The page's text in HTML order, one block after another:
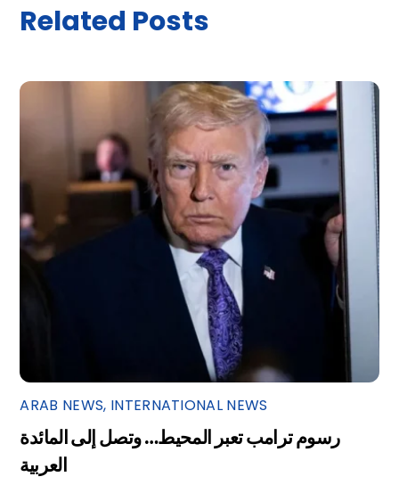
Related Posts
ARAB NEWS, INTERNATIONAL NEWS
رسوم ترامب تعبر المحيط… وتصل إلى المائدة
العربية